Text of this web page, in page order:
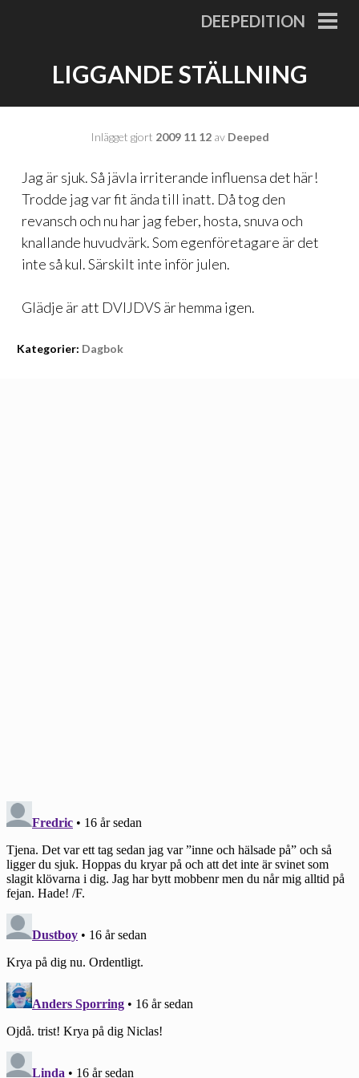
DEEPEDITION
LIGGANDE STÄLLNING
Inlägget gjort 2009 11 12av Deeped
Jag är sjuk. Så jävla irriterande influensa det här!
Trodde jag var fit ända till inatt. Då tog den
revansch och nu har jag feber, hosta, snuva och
knallande huvudvärk. Som egenföretagare är det
inte så kul. Särskilt inte inför julen.
Glädje är att DVIJDVS ärhemma igen.
Kategorier: Dagbok